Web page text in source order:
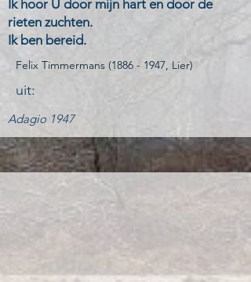
Ik hoor U door mijn hart en door de
rieten zuchten.
Ik ben bereid.
Felix Timmermans (1886 - 1947, Lier)
uit:
Adagio 1947
Vorig gedicht Volgend gedicht